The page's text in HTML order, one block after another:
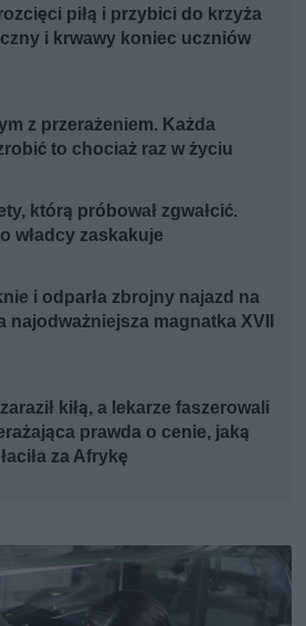
piłą i przybici do krzyża
i krwawy koniec uczniów
z przerażeniem. Każda
to chociaż raz w życiu
którą próbował zgwałcić.
władcy zaskakuje
i odparła zbrojny najazd na
najodważniejsza magnatka XVII
kiłą, a lekarze faszerowali
prawda o cenie, jaką
za Afrykę